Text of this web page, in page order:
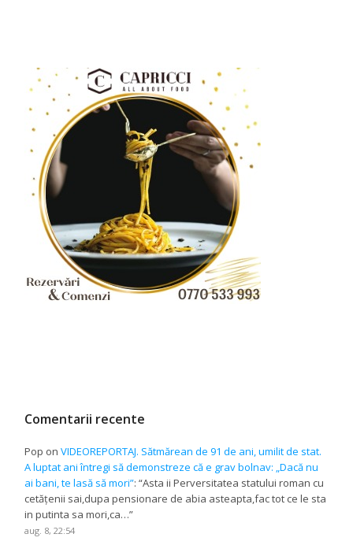
Comentarii recente
Pop onVIDEOREPORTAJ. Sătmărean de 91 de ani, umilit de stat.
A luptat ani întregi să demonstreze că e grav bolnav: „Dacă nu
ai bani, te lasă să mori”: “Asta ii Perversitatea statului roman cu
cetățenii sai,dupa pensionare de abia asteapta,fac tot ce le sta
in putinta sa mori,ca…”
aug. 8, 22:54